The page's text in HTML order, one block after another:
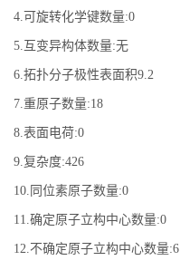
4.可旋转化学键数量:0
5.互变异构体数量:无
6.拓扑分子极性表面积9.2
7.重原子数量:18
8.表面电荷:0
9.复杂度:426
10.同位素原子数量:0
11.确定原子立构中心数量:0
12.不确定原子立构中心数量:6